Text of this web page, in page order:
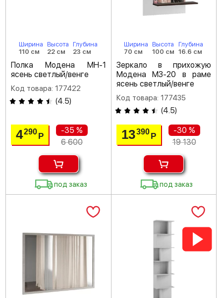
Ширина
110 см
Высота
22 см
Глубина
23 см
Полка Модена МН-1
ясень светлый/венге
Код товара: 177422
(4.5)
4290Р
-35 %
6 600
под заказ
Ширина
70 см
Высота
100 см
Глубина
16.6 см
Зеркало в прихожую
Модена МЗ-20 в раме
ясень светлый/венге
Код товара: 177435
(4.5)
13390 Р
-30 %
19 130
под заказ